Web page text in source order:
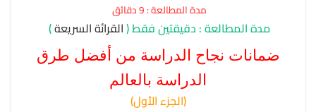
مدة المطالعة : 9 دقائق
مدة المطالعة : دقيقتين فقط (القرائة السريعة)
ضمانات نجاح الدراسة من أفضل طرق
الدراسة بالعالم
(الجزء الأول)